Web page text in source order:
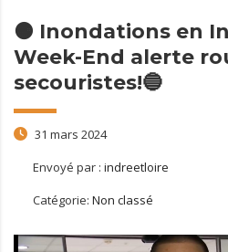
🟠 Inondations en
Week-End alerte
secouristes!🔵
31 mars 2024
Envoyé par : indreetloire
Catégorie: Non classé